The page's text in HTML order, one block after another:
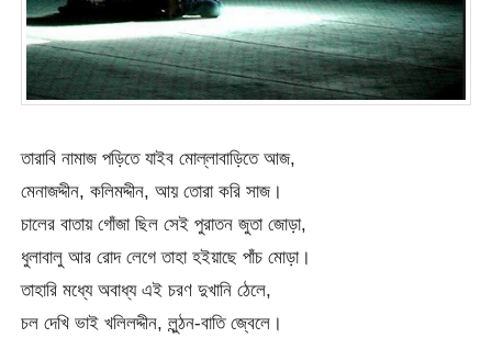
তারাবি নামাজ পড়িতে যাইব মোল্লাবাড়িতে আজ,
মেনাজদ্দীন, কলিমদ্দীন, আয় তোরা করি সাজ।
চালের বাতায় গোঁজা ছিল সেই পুরাতন জুতা জোড়া,
ধুলাবালু আর রোদ লেগে তাহা হইয়াছে পাঁচ মোড়া।
তাহারি মধ্যে অবাধ্য এই চরণ দুখানি ঠেলে,
চল দেখি ভাই খলিলদ্দীন, লুন্ঠন-বাতি জ্বেলে।